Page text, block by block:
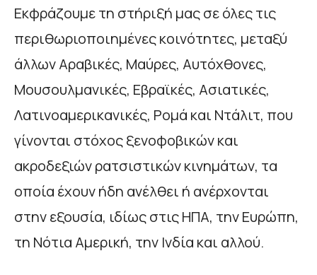
Εκφράζουμε τη στήριξή μας σε όλες τις
περιθωριοποιημένες κοινότητες, μεταξύ
άλλων Αραβικές, Μαύρες, Αυτόχθονες,
Μουσουλμανικές, Εβραϊκές, Ασιατικές,
Λατινοαμερικανικές, Ρομά και Ντάλιτ, που
γίνονται στόχος ξενοφοβικών και
ακροδεξιών ρατσιστικών κινημάτων, τα
οποία έχουν ήδη ανέλθει ή ανέρχονται
στην εξουσία, ιδίως στις ΗΠΑ, την Ευρώπη,
τη Νότια Αμερική, την Ινδία και αλλού.